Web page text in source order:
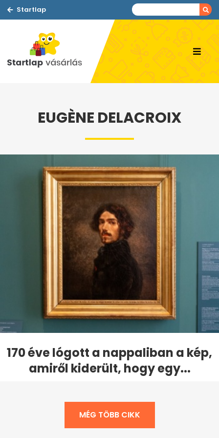
Startlap
EUGÈNE DELACROIX
170 éve lógott a nappaliban a kép,
amiről kiderült, hogy egy...
MÉG TÖBB CIKK